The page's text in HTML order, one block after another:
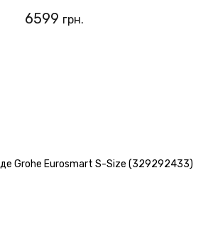
6599 грн.